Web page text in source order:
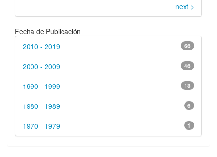
next >
Fecha de Publicación
66
2010 - 2019
46
2000 - 2009
18
1990 - 1999
6
1980 - 1989
1
1970 - 1979